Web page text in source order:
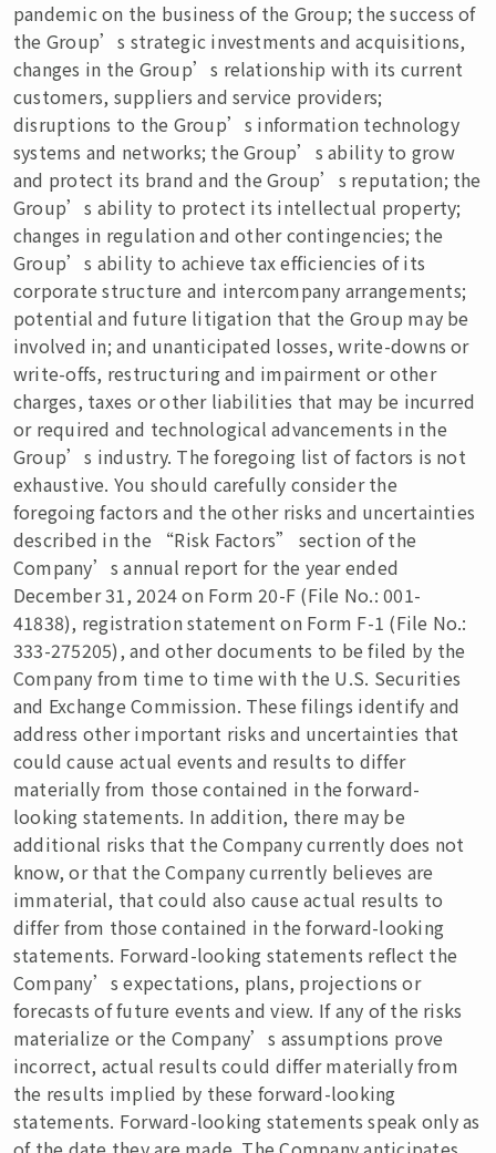
pandemic on the business of the Group; the success of
the Group’s strategic investments and acquisitions,
changes in the Group’s relationship with its current
customers, suppliers and service providers;
disruptions to the Group’s information technology
systems and networks; the Group’s ability to grow
and protect its brand and the Group’s reputation; the
Group’s ability to protect its intellectual property;
changes in regulation and other contingencies; the
Group’s ability to achieve tax efficiencies of its
corporate structure and intercompany arrangements;
potential and future litigation that the Group may be
involved in; and unanticipated losses, write-downs or
write-offs, restructuring and impairment or other
charges, taxes or other liabilities that may be incurred
or required and technological advancements in the
Group’s industry. The foregoing list of factors is not
exhaustive. You should carefully consider the
foregoing factors and the other risks and uncertainties
described in the “Risk Factors” section of the
Company’s annual report for the year ended
December 31, 2024 on Form 20-F (File No.: 001-
41838), registration statement on Form F-1 (File No.:
333-275205), and other documents to be filed by the
Company from time to time with the U.S. Securities
and Exchange Commission. These filings identify and
address other important risks and uncertainties that
could cause actual events and results to differ
materially from those contained in the forward-
looking statements. In addition, there may be
additional risks that the Company currently does not
know, or that the Company currently believes are
immaterial, that could also cause actual results to
differ from those contained in the forward-looking
statements. Forward-looking statements reflect the
Company’s expectations, plans, projections or
forecasts of future events and view. If any of the risks
materialize or the Company’s assumptions prove
incorrect, actual results could differ materially from
the results implied by these forward-looking
statements. Forward-looking statements speak only as